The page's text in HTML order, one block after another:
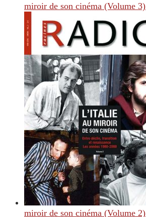
miroir de son cinéma (Volume 3)
miroir de son cinéma (Volume 2)